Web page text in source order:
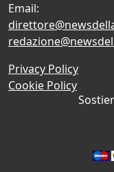
Email:
Privacy Policy
Cookie Policy